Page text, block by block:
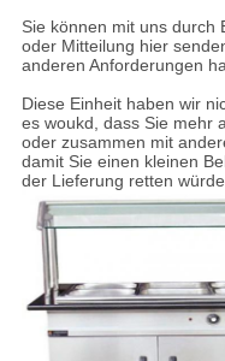
Sie können mit uns durch
oder Mitteilung hier
anderen Anforderungen
Diese Einheit haben wir
es woukd, dass Sie mehr
oder zusammen mit
damit Sie einen kleinen
der Lieferung retten